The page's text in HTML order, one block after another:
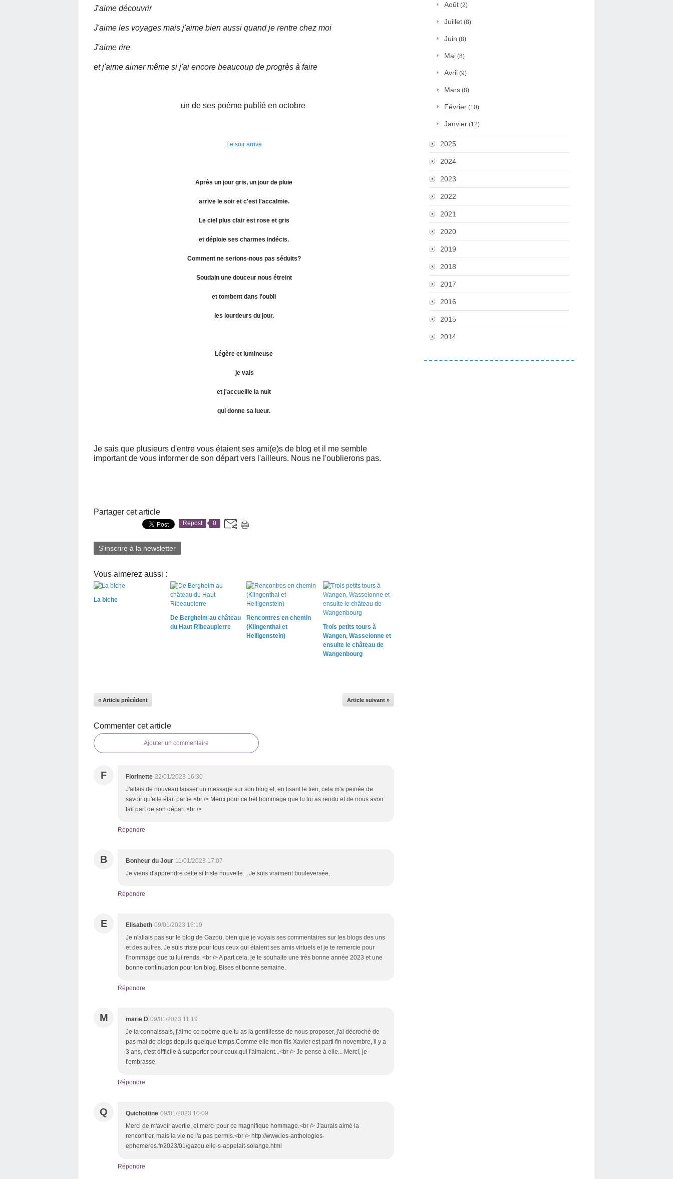
J'aime découvrir
J'aime les voyages mais j'aime bien aussi quand je rentre chez moi
J'aime rire
et j'aime aimer même si j'ai encore beaucoup de progrès à faire
un de ses poème publié en octobre
Le soir arrive
Après un jour gris, un jour de pluie
arrive le soir et c'est l'accalmie.
Le ciel plus clair est rose et gris
et déploie ses charmes indécis.
Comment ne serions-nous pas séduits?
Soudain une douceur nous étreint
et tombent dans l'oubli
les lourdeurs du jour.
Légère et lumineuse
je vais
et j'accueille la nuit
qui donne sa lueur.
Je sais que plusieurs d'entre vous étaient ses ami(e)s de blog et il me semble
important de vous informer de son départ vers l'ailleurs. Nous ne l'oublierons pas.
Partager cet article
Repost 0
S'inscrire à la newsletter
Vous aimerez aussi :
La biche
De Bergheim au château
du Haut Ribeaupierre
Rencontres en chemin
(Klingenthal et
Heiligenstein)
Trois petits tours à
Wangen, Wasselonne et
ensuite le château de
Wangenbourg
« Article précédent Article suivant »
Commenter cet article
Ajouter un commentaire
F Florinette 22/01/2023 16:30
J'allais de nouveau laisser un message sur son blog et, en lisant le tien, cela m'a peinée de
savoir qu'elle était partie.<br /> Merci pour ce bel hommage que tu lui as rendu et de nous avoir
fait part de son départ.<br />
Répondre
B Bonheur du Jour 11/01/2023 17:07
Je viens d'apprendre cette si triste nouvelle... Je suis vraiment bouleversée.
Répondre
E Elisabeth 09/01/2023 16:19
Je n'allais pas sur le blog de Gazou, bien que je voyais ses commentaires sur les blogs des uns
et des autres. Je suis triste pour tous ceux qui étaient ses amis virtuels et je te remercie pour
l'hommage que tu lui rends. <br /> A part cela, je te souhaite une très bonne année 2023 et une
bonne continuation pour ton blog. Bises et bonne semaine.
Répondre
M marie D 09/01/2023 11:19
Je la connaissais, j'aime ce poème que tu as la gentillesse de nous proposer, j'ai décroché de
pas mal de blogs depuis quelque temps.Comme elle mon fils Xavier est parti fin novembre, il y a
3 ans, c'est difficile à supporter pour ceux qui l'aimaient...<br /> Je pense à elle... Merci, je
t'embrasse.
Répondre
Q Quichottine 09/01/2023 10:09
Merci de m'avoir avertie, et merci pour ce magnifique hommage.<br /> J'aurais aimé la
rencontrer, mais la vie ne l'a pas permis.<br /> http://www.les-anthologies-
ephemeres.fr/2023/01/gazou.elle-s-appelait-solange.html
Répondre
Août (2)
Juillet (8)
Juin (8)
Mai (8)
Avril (9)
Mars (8)
Février (10)
Janvier (12)
2025
2024
2023
2022
2021
2020
2019
2018
2017
2016
2015
2014